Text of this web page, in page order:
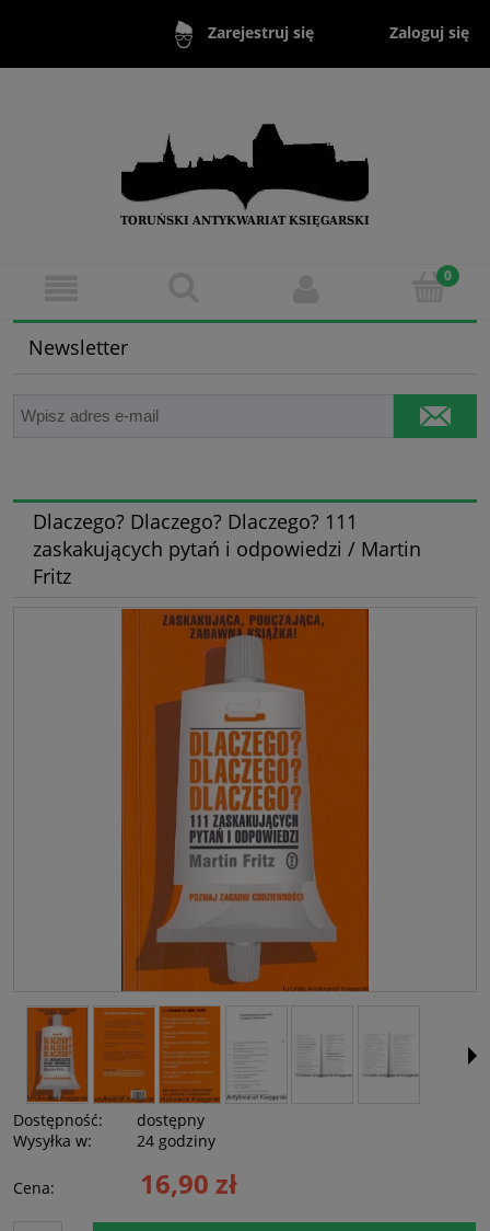
Zarejestruj się Zaloguj się
Newsletter
Dlaczego? Dlaczego? Dlaczego? 111
zaskakujących pytań i odpowiedzi / Martin
Fritz
Dostępność:
dostępny
Wysyłka w:
24 godziny
Cena: 16,90 zł